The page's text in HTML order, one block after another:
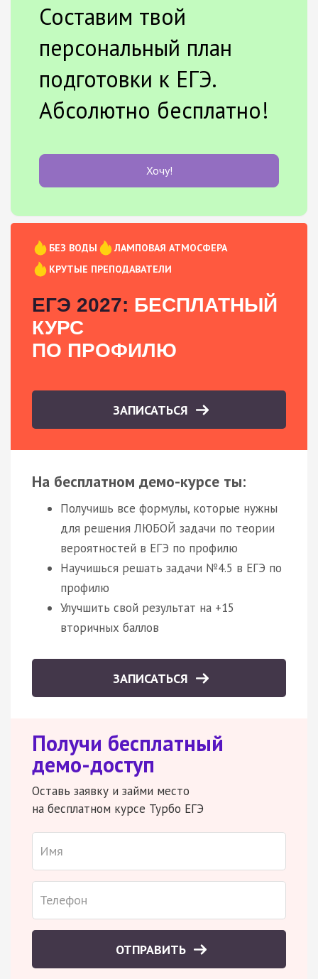
Составим твой
персональный план
подготовки к ЕГЭ.
Абсолютно бесплатно!
Хочу!
БЕЗ ВОДЫ
ЛАМПОВАЯ АТМОСФЕРА
КРУТЫЕ ПРЕПОДАВАТЕЛИ
ЕГЭ 2027: БЕСПЛАТНЫЙ
КУРС
ПО ПРОФИЛЮ
ЗАПИСАТЬСЯ
На бесплатном демо-курсе ты:
Получишь все формулы, которые нужны
для решения ЛЮБОЙ задачи по теории
вероятностей в ЕГЭ по профилю
Научишься решать задачи №4.5 в ЕГЭ по
профилю
Улучшить свой результат на +15
вторичных баллов
ЗАПИСАТЬСЯ
Получи бесплатный
демо-доступ
Оставь заявку и займи место
на бесплатном курсе Турбо ЕГЭ
ОТПРАВИТЬ